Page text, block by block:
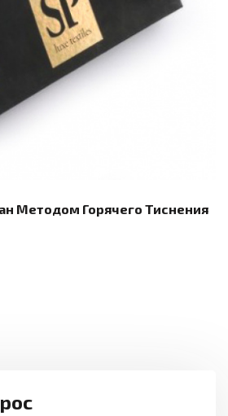
Методом Горячего Тиснения